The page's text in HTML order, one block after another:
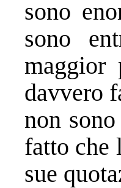
sono
sono
maggior
davvero
non
fatto che
sue